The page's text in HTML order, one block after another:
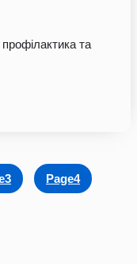
та
3 Page4